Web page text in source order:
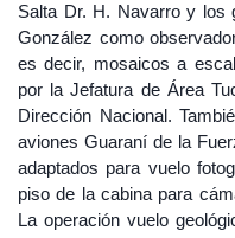
Salta Dr. H. Navarro y los
González como
es decir, mosaicos a
por la Jefatura de Área
Dirección Nacional.
aviones Guaraní de la
adaptados para vuelo
piso de la cabina para
La operación vuelo